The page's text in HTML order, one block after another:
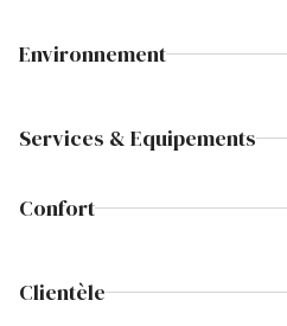
Environnement
Services & Equipements
Confort
Clientèle